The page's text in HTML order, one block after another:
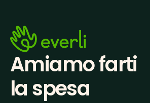
Amiamo farti
la spesa